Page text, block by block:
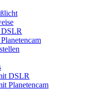
DSLR
DSLR
Planetencam